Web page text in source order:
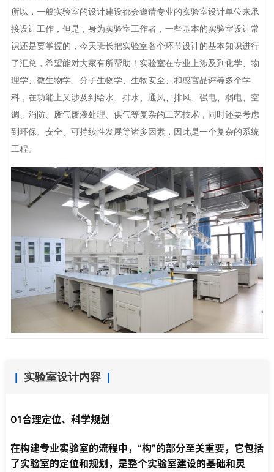
所以，一般实验室的设计建设都会邀请专业的实验室设计单位来承
接设计工作，但是，身为实验室工作者，一些基本的实验室设计常
识还是要掌握的，今天班长把实验室各个环节设计的基本知识进行
了汇总，希望能对大家有所帮助！实验室在专业上涉及到化学、物
理学、微生物学、分子生物学、生物安全、和感官品评等多个学
科，在功能上又涉及到给水、排水、通风、排风、强电、弱电、空
调、消防、废气废液处理、供气等复杂的工艺技术，同时还要考虑
到环保、安全、可持续性发展等诸多因素，因此是一个复杂的系统
工程。
实验室设计内容
01合理定位、科学规划
在构建专业实验室的流程中，“构”的部分至关重要，它包括
了实验室的定位和规划，是整个实验室建设的基础和灵